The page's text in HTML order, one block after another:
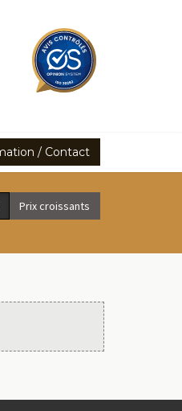
/ Contact
Prix croissants